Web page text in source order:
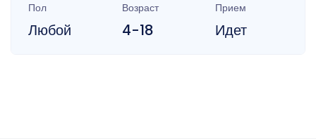
Пол
Любой
Возраст
4-18
Прием
Идет